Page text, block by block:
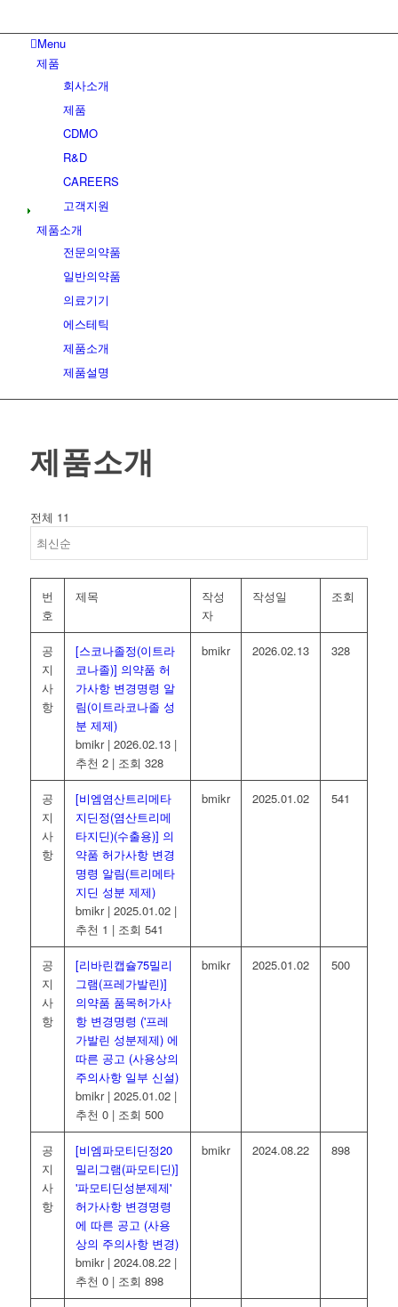
Menu
제품
회사소개
제품
CDMO
R&D
CAREERS
고객지원
제품소개
전문의약품
일반의약품
의료기기
에스테틱
제품소개
제품설명
제품소개
전체 11
번
호
제목
작성
자
작성일 조회
공
지
사
항
[스코나졸정(이트라
코나졸)] 의약품 허
가사항 변경명령 알
림(이트라코나졸 성
분 제제)
bmikr | 2026.02.13 |
추천 2 | 조회 328
bmikr 2026.02.13 328
공
지
사
항
[비엠염산트리메타
지딘정(염산트리메
타지딘)(수출용)] 의
약품 허가사항 변경
명령 알림(트리메타
지딘 성분 제제)
bmikr | 2025.01.02 |
추천 1 | 조회 541
bmikr 2025.01.02 541
공
지
사
항
[리바린캡슐75밀리
그램(프레가발린)]
의약품 품목허가사
항 변경명령 ('프레
가발린 성분제제) 에
따른 공고 (사용상의
주의사항 일부 신설)
bmikr | 2025.01.02 |
추천 0 | 조회 500
bmikr 2025.01.02 500
공
지
사
항
[비엠파모티딘정20
밀리그램(파모티딘)]
'파모티딘성분제제'
허가사항 변경명령
에 따른 공고 (사용
상의 주의사항 변경)
bmikr | 2024.08.22 |
추천 0 | 조회 898
bmikr 2024.08.22 898